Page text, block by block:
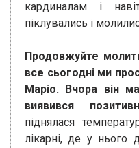
кардиналам і
піклувались і
Продовжуйте
все сьогодні ми
Маріо. Вчора він
виявився
піднялася
лікарні, де у нього